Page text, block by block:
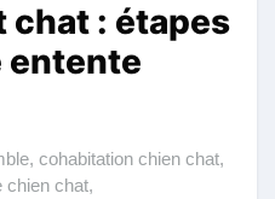
chat : étapes
entente
, cohabitation chien chat,
chien chat,